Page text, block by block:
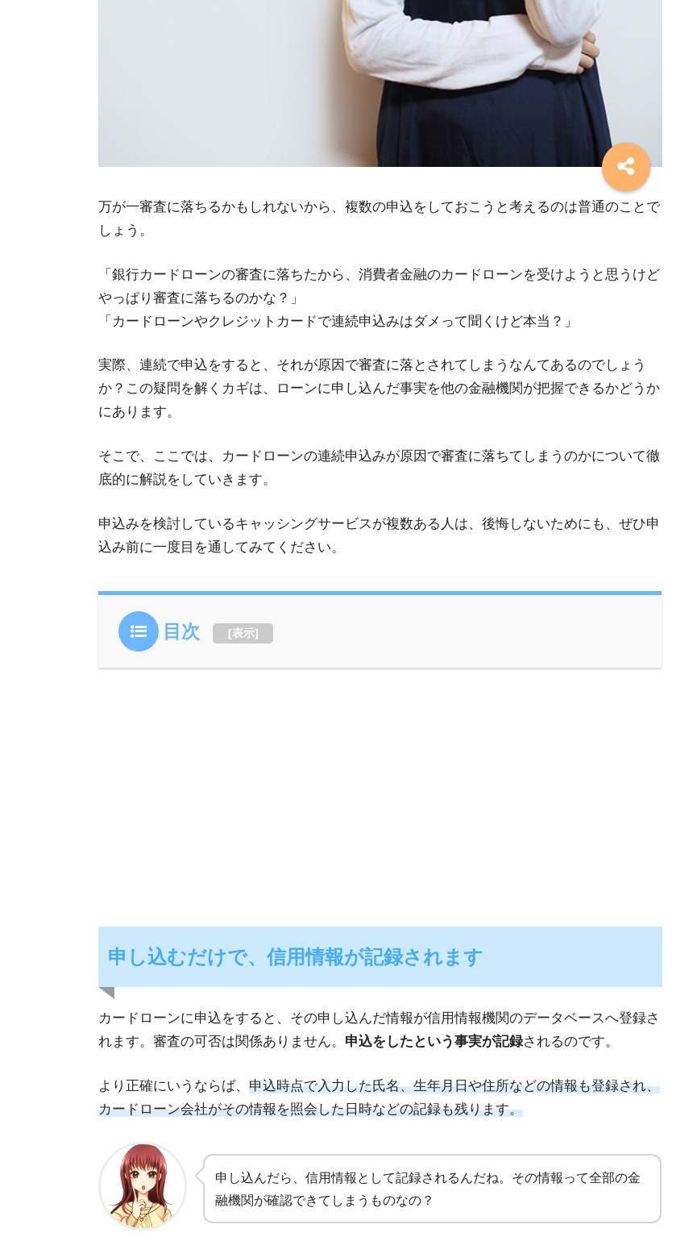
万が一審査に落ちるかもしれないから、複数の申込をしておこうと考えるのは普通のことで
しょう。
「銀行カードローンの審査に落ちたから、消費者金融のカードローンを受けようと思うけど
やっぱり審査に落ちるのかな？」
「カードローンやクレジットカードで連続申込みはダメって聞くけど本当？」
実際、連続で申込をすると、それが原因で審査に落とされてしまうなんてあるのでしょう
か？この疑問を解くカギは、ローンに申し込んだ事実を他の金融機関が把握できるかどうか
にあります。
そこで、ここでは、カードローンの連続申込みが原因で審査に落ちてしまうのかについて徹
底的に解説をしていきます。
申込みを検討しているキャッシングサービスが複数ある人は、後悔しないためにも、ぜひ申
込み前に一度目を通してみてください。
目次 [表示]
申し込むだけで、信用情報が記録されます
カードローンに申込をすると、その申し込んだ情報が信用情報機関のデータベースへ登録さ
れます。審査の可否は関係ありません。 申込をしたという事実が記録されるのです。
より正確にいうならば、 申込時点で入力した氏名、生年月日や住所などの情報も登録され、
カードローン会社がその情報を照会した日時などの記録も残ります。
申し込んだら、信用情報として記録されるんだね。その情報って全部の金
融機関が確認できてしまうものなの？